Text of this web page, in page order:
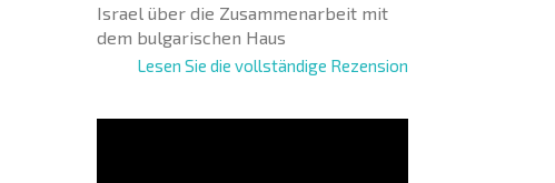
Israel über die Zusammenarbeit mit
dem bulgarischen Haus
Lesen Sie die vollständige Rezension